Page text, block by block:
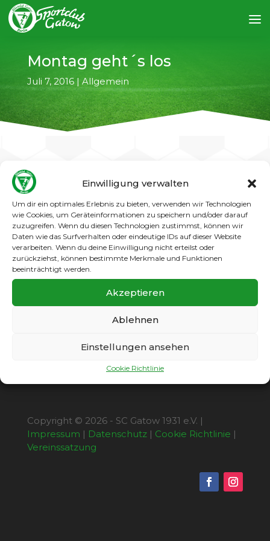
Einwilligung verwalten
Um dir ein optimales Erlebnis zu bieten, verwenden wir Technologien
wie Cookies, um Geräteinformationen zu speichern und/oder darauf
zuzugreifen. Wenn du diesen Technologien zustimmst, können wir
Daten wie das Surfverhalten oder eindeutige IDs auf dieser Website
verarbeiten. Wenn du deine Einwilligung nicht erteilst oder
zurückziehst, können bestimmte Merkmale und Funktionen
beeinträchtigt werden.
Akzeptieren
Ablehnen
Einstellungen ansehen
Cookie Richtlinie
Montag geht´s los
Juli 7, 2016| Allgemein
←
Am Montag, 11.07.2016, beginnt die
Kompletterneuerung
des Kunstrasenplatzes. Somit kann der Platz
nicht mehr zum Training genutzt werden.
Ab wann uns der neue Platz dann zur
Verfügung steht, kann zum jetzigen
Zeitpunkt noch nicht bestimmt werden.
Die Freigabe des Rasenplatzes ist für die erste
Copyright © 2026 - SC Gatow 1931 e.V. |
Impressum | Datenschutz| Cookie Richtlinie |
Vereinssatzung